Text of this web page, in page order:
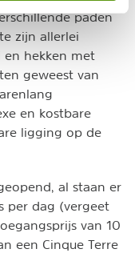
paden
zijn allerlei
en hekken met
geweest van
en kostbare
ligging op de
al staan er
per dag (vergeet
van 10
een Cinque Terre